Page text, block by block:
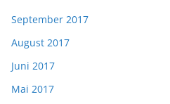
September 2017
August 2017
Juni 2017
Mai 2017